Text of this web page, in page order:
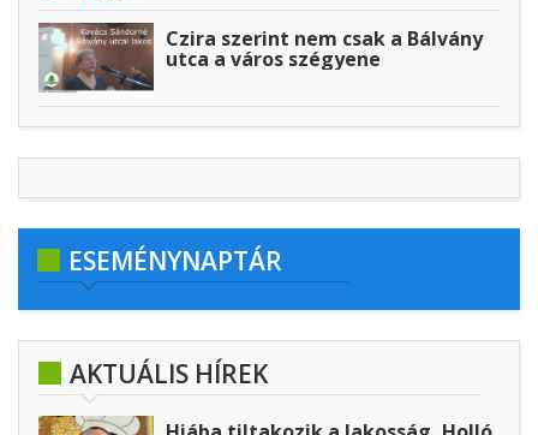
Czira szerint nem csak a Bálvány
utca a város szégyene
ESEMÉNYNAPTÁR
AKTUÁLIS HÍREK